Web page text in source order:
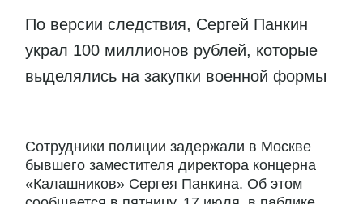
По версии следствия, Сергей Панкин
украл 100 миллионов рублей, которые
выделялись на закупки военной формы
Сотрудники полиции задержали в Москве
бывшего заместителя директора концерна
«Калашников» Сергея Панкина. Об этом